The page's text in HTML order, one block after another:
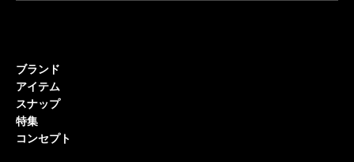
ブランド
アイテム
スナップ
特集
コンセプト